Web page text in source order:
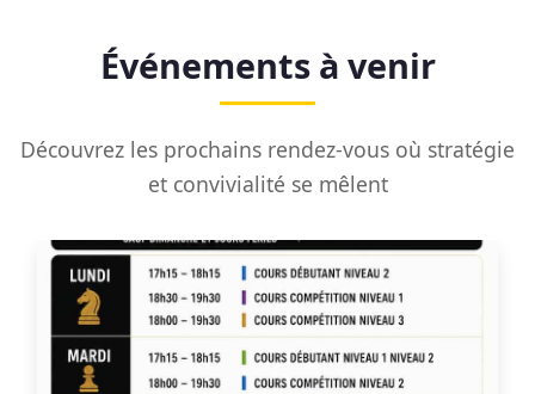
Événements à venir
Découvrez les prochains rendez-vous où stratégie
et convivialité se mêlent